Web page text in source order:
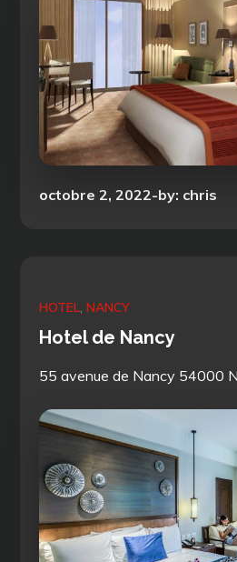
Posted
octobre 2, 2022 by: chris
HOTEL NANCY
Hotel de Nancy
55 avenue de Nancy 54000